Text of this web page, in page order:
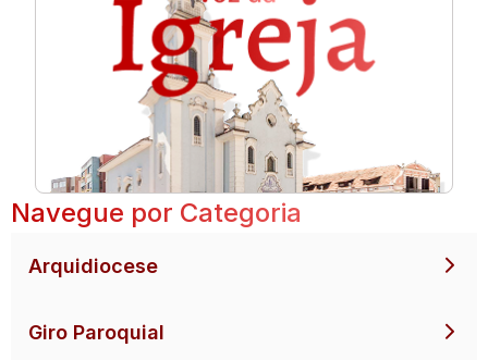
Navegue por Categoria
Arquidiocese
Giro Paroquial